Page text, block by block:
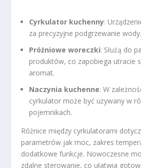
Cyrkulator kuchenny:
za precyzyjne podgrzewanie wody.
Próżniowe woreczki: Służą do
produktów, co zapobiega utracie
aromat.
Naczynia kuchenne: W
cyrkulator może być używany w
pojemnikach.
Różnice między cyrkulatorami
parametrów jak moc, zakres
dodatkowe funkcje. Nowoczesne
zdalne sterowanie, co ułatwia